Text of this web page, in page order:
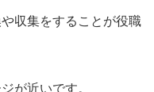
収集をすることが役職
が近いです。